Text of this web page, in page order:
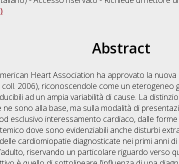
Abstract
Heart Association ha approvato la
2006), riconoscendole come un
ad un ampia variabilità di cause. La
sono alla base, ma sulla modalità di
esclusivo interessamento cardiaco, dalle
dove sono evidenziabili anche disturbi
cardiomiopatie diagnosticate nei primi anni
riservando un particolare riguardo verso